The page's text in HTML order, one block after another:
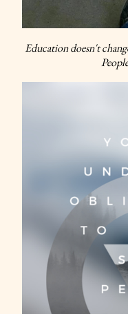
Education doesn't